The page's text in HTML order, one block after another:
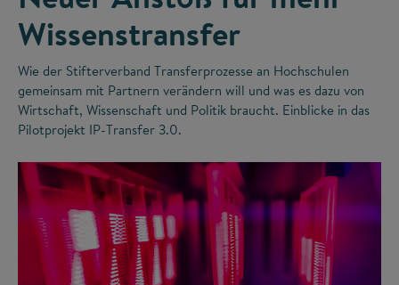
Wissenstransfer
Wie der Stifterverband Transferprozesse an Hochschulen
gemeinsam mit Partnern verändern will und was es dazu von
Wirtschaft, Wissenschaft und Politik braucht. Einblicke in das
Pilotprojekt IP-Transfer 3.0.